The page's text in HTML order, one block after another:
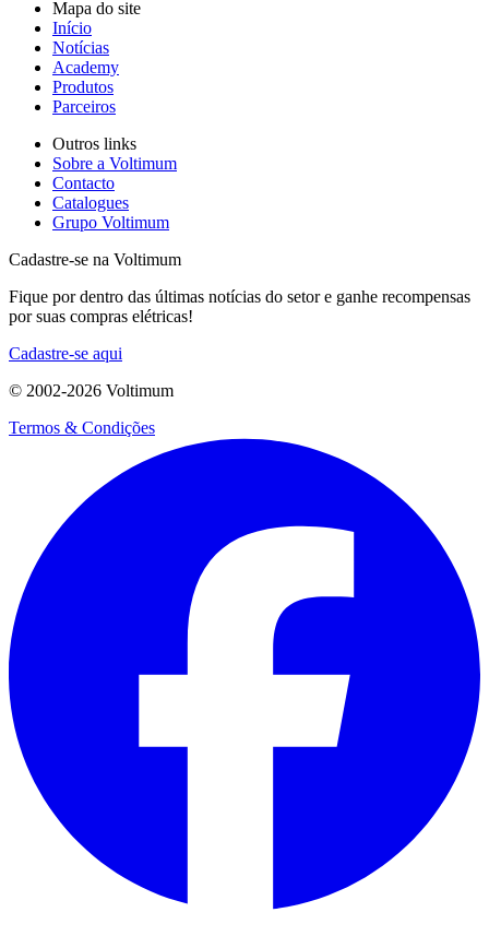
Mapa do site
Início
Notícias
Academy
Produtos
Parceiros
Outros links
Sobre a Voltimum
Contacto
Catalogues
Grupo Voltimum
Cadastre-se na Voltimum
Fique por dentro das últimas notícias do setor e ganhe recompensas
por suas compras elétricas!
Cadastre-se aqui
© 2002-2026 Voltimum
Termos & Condições